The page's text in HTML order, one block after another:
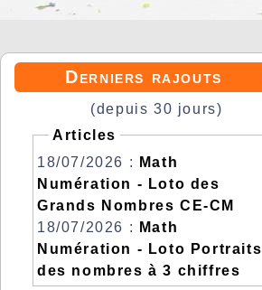
Derniers rajouts
(depuis 30 jours)
Articles
18/07/2026 :
Math
Numération - Loto des
Grands Nombres CE-CM
18/07/2026 :
Math
Numération - Loto Portraits
des nombres à 3 chiffres